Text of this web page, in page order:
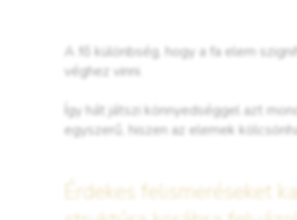
A fő különbség, hogy a fa elem
véghez vinni.
Így hát játszi könnyedséggel azt
egyszerű, hiszen az elemek
Érdekes felismeréseket